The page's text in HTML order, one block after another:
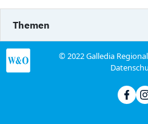
Themen
© 2022 Galledia